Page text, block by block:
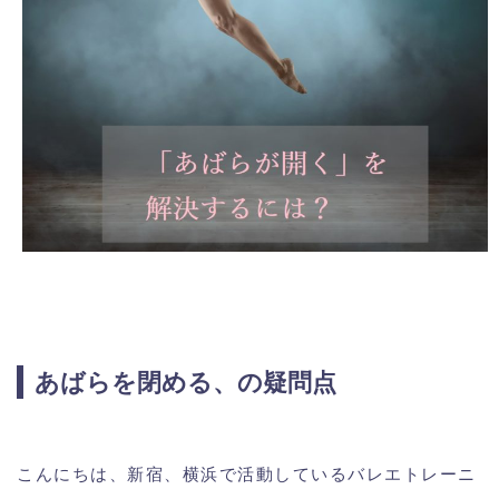
あばらを閉める、の疑問点
こんにちは、新宿、横浜で活動しているバレエトレーニ